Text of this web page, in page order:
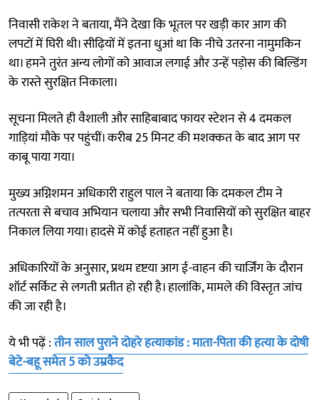
निवासी राकेश ने बताया, मैंने देखा कि भूतल पर खड़ी कार आग की
लपटों में घिरी थी। सीढ़ियों में इतना धुआं था कि नीचे उतरना नामुमकिन
था। हमने तुरंत अन्य लोगों को आवाज लगाई और उन्हें पड़ोस की बिल्डिंग
के रास्ते सुरक्षित निकाला।
सूचना मिलते ही वैशाली और साहिबाबाद फायर स्टेशन से 4 दमकल
गाड़ियां मौके पर पहुंचीं। करीब 25 मिनट की मशक्कत के बाद आग पर
काबू पाया गया।
मुख्य अग्निशमन अधिकारी राहुल पाल ने बताया कि दमकल टीम ने
तत्परता से बचाव अभियान चलाया और सभी निवासियों को सुरक्षित बाहर
निकाल लिया गया। हादसे में कोई हताहत नहीं हुआ है।
अधिकारियों के अनुसार, प्रथम दृष्टया आग ई-वाहन की चार्जिंग के दौरान
शॉर्ट सर्किट से लगती प्रतीत हो रही है। हालांकि, मामले की विस्तृत जांच
की जा रही है।
ये भी पढ़ें :तीन साल पुराने दोहरे हत्याकांड : माता-पिता की हत्या के दोषी
बेटे-बहू समेत 5 को उम्रकैद